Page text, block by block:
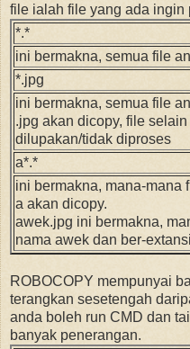
file ialah file yang ada ingin
*.*
ini bermakna, semua file
*.jpg
ini bermakna, semua file
.jpg akan dicopy, file
dilupakan/tidak diproses
a*.*
ini bermakna, mana-mana
a akan dicopy.
awek.jpg ini bermakna,
nama awek dan ber-
ROBOCOPY mempunyai
terangkan sesetengah
anda boleh run CMD dan
banyak penerangan.